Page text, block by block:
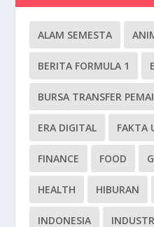
ALAM SEMESTA
BERITA FORMULA 1
BURSA TRANSFER
ERA DIGITAL FAKTA
FINANCE FOOD
HEALTH HIBURAN
INDONESIA